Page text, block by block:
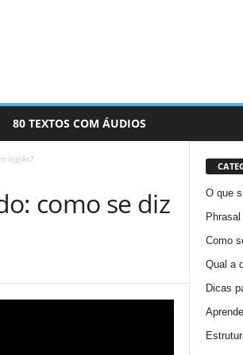
80 TEXTOS COM ÁUDIOS
inglês?
como se diz
O que
Como
Qual a
Dicas